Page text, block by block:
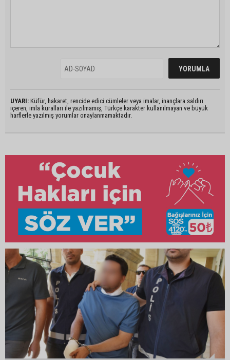
UYARI: Küfür, hakaret, rencide edici cümleler veya imalar, inançlara saldırı
içeren, imla kuralları ile yazılmamış, Türkçe karakter kullanılmayan ve büyük
harflerle yazılmış yorumlar onaylanmamaktadır.